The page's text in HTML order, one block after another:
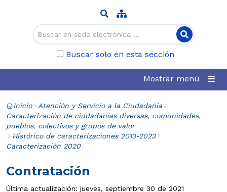
Buscar solo en esta sección
Mostrar menú
Inicio
Atención y Servicio a la Ciudadanía
Caracterización de ciudadanías diversas, comunidades,
pueblos, colectivos y grupos de valor
Histórico de caracterizaciones 2013-2023
Caracterización 2020
Contratación
Última actualización: jueves, septiembre 30 de 2021